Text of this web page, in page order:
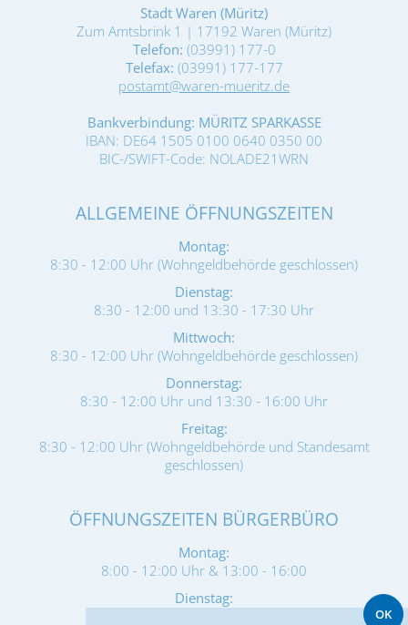
Stadt Waren (Müritz)
Zum Amtsbrink 1 | 17192 Waren (Müritz)
Telefon: (03991) 177-0
Telefax: (03991) 177-177
postamt@waren-mueritz.de
Bankverbindung: MÜRITZ SPARKASSE
IBAN: DE64 1505 0100 0640 0350 00
BIC-/SWIFT-Code: NOLADE21WRN
ALLGEMEINE ÖFFNUNGSZEITEN
Montag:
8:30 - 12:00 Uhr (Wohngeldbehörde geschlossen)
Dienstag:
8:30 - 12:00 und 13:30 - 17:30 Uhr
Mittwoch:
8:30 - 12:00 Uhr (Wohngeldbehörde geschlossen)
Donnerstag:
8:30 - 12:00 Uhr und 13:30 - 16:00 Uhr
Freitag:
8:30 - 12:00 Uhr (Wohngeldbehörde und Standesamt
geschlossen)
ÖFFNUNGSZEITEN BÜRGERBÜRO
Montag:
8:00 - 12:00 Uhr & 13:00 - 16:00
Dienstag:
OK